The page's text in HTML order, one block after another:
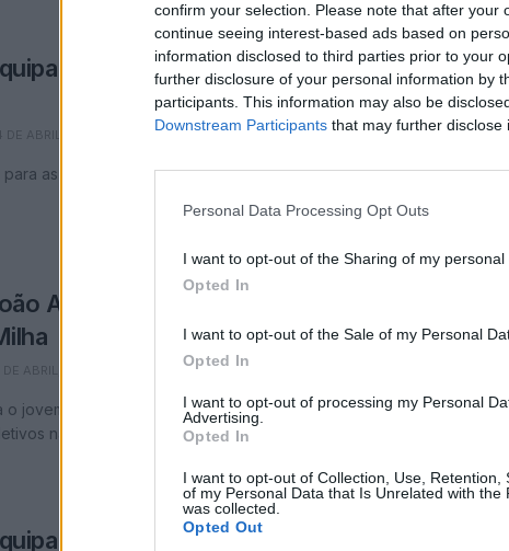
confirm your selection. Please note that after your
continue seeing interest-based ads based on
information disclosed to third parties prior to your
further disclosure of your personal information by
participants. This information may also be
Downstream Participants that may further disclose
Personal Data Processing Opt Outs
I want to opt-out of the Sharing of my personal
Opted In
I want to opt-out of the Sale of my Personal
Opted In
I want to opt-out of processing my Personal
Advertising.
Opted In
I want to opt-out of Collection, Use, Retention,
of my Personal Data that Is Unrelated with the
was collected.
Opted Out
feminina recebe (sábado)
DE ABRIL, 2026
as 16 horas e disputa-se na Academia.
Azevedo é campeão
DE ABRIL, 2026
o jovem atleta da EARO, equipa que conseguiu
na prova nacional.
sub-23 atrasa-se na luta